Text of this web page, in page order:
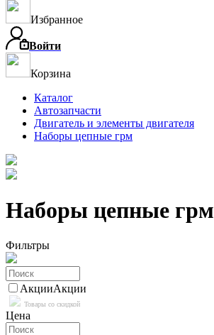
Избранное
Войти
Корзина
Каталог
Автозапчасти
Двигатель и элементы двигателя
Наборы цепные грм
Наборы цепные грм
Фильтры
АкцииАкции
Товары со скидкой
Цена